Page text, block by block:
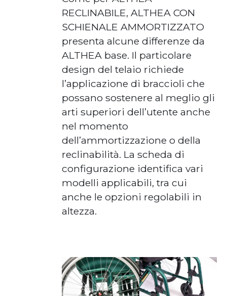
RECLINABILE, ALTHEA CON
SCHIENALE AMMORTIZZATO
presenta alcune differenze da
ALTHEA base. Il particolare
design del telaio richiede
l’applicazione di braccioli che
possano sostenere al meglio gli
arti superiori dell’utente anche
nel momento
dell’ammortizzazione o della
reclinabilità. La scheda di
configurazione identifica vari
modelli applicabili, tra cui
anche le opzioni regolabili in
altezza.